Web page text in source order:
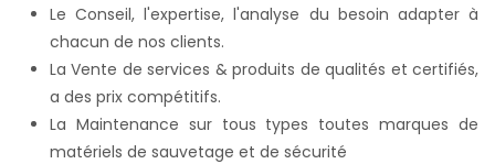
Le Conseil, l'expertise, l'analyse du besoin adapter à
chacun de nos clients.
La Vente de services & produits de qualités et certifiés,
a des prix compétitifs.
La Maintenance sur tous types toutes marques de
matériels de sauvetage et de sécurité